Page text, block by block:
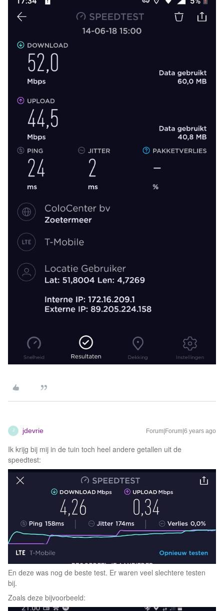
J jdevrie Forum|Forum|6 years ago
Ik krijg bij mij in de tuin toch heel andere getallen uit de
speedtest:
En deze was nog de beste test. Er waren veel slechtere testen
bij.
Zoals deze bijvoorbeeld: